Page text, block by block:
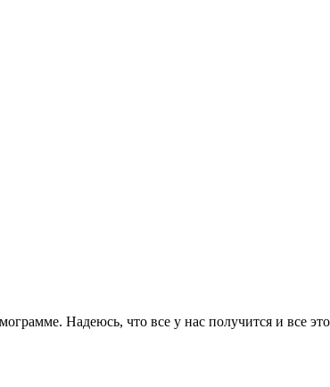
Надеюсь, что все у нас получится и все